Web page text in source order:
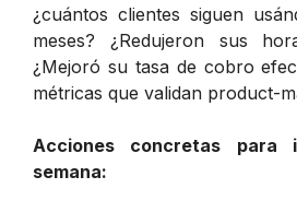
¿cuántos clientes siguen
meses? ¿Redujeron sus
¿Mejoró su tasa de cobro
métricas que validan product-
Acciones concretas para
semana: